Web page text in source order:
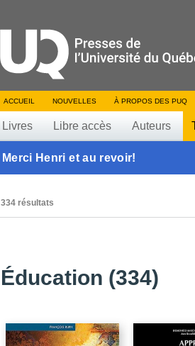
ACCUEIL NOUVELLES À PROPOS DES PUQ
Livres Libre accès Auteurs
Merci Henri et au revoir!
334 résultats
Éducation (334)